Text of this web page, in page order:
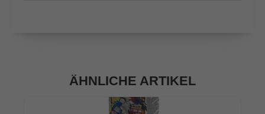
ÄHNLICHE ARTIKEL